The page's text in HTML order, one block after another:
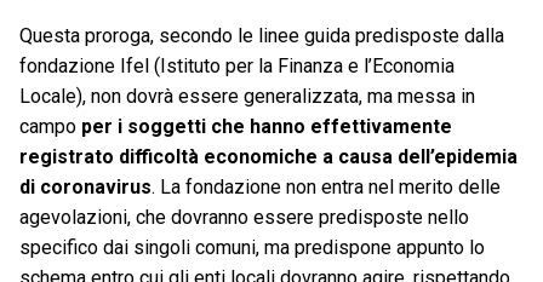
Questa proroga, secondo le linee guida predisposte dalla
fondazione Ifel (Istituto per la Finanza e l’Economia
Locale), non dovrà essere generalizzata, ma messa in
campo per i soggetti che hanno effettivamente
registrato difficoltà economiche a causa dell’epidemia
di coronavirus. La fondazione non entra nel merito delle
agevolazioni, che dovranno essere predisposte nello
specifico dai singoli comuni, ma predispone appunto lo